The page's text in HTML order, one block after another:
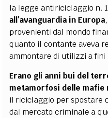
la legge antiriciclaggio n.
all’avanguardia in Europa
provenienti dal mondo
quanto il contante aveva
ammontare di utilizzi a
Erano gli anni bui del
metamorfosi delle mafie
il riciclaggio per spostare
dal mercato criminale a